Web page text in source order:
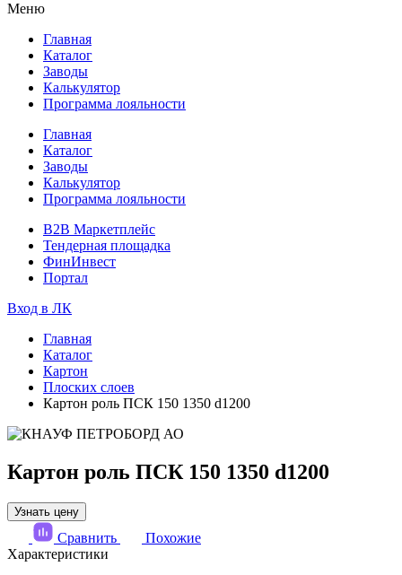
Меню
Главная
Каталог
Заводы
Калькулятор
Программа лояльности
Главная
Каталог
Заводы
Калькулятор
Программа лояльности
B2B Маркетплейс
Тендерная площадка
ФинИнвест
Портал
Вход в ЛК
Главная
Каталог
Картон
Плоских слоев
Картон роль ПСК 150 1350 d1200
Картон роль ПСК 150 1350 d1200
Узнать цену
Сравнить
Похожие
Характеристики